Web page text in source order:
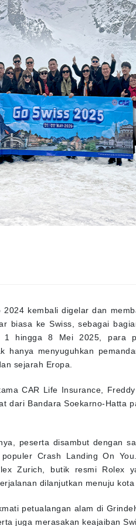
2024 kembali digelar dan
biasa ke Swiss, sebagai
hingga 8 Mei 2025, para
hanya menyuguhkan
sejarah Eropa.
CAR Life Insurance,
dari Bandara Soekarno-Hatta
peserta disambut dengan
Crash Landing On
Zurich, butik resmi Rolex
dilanjutkan menuju kota
petualangan alam di
juga merasakan keajaiban